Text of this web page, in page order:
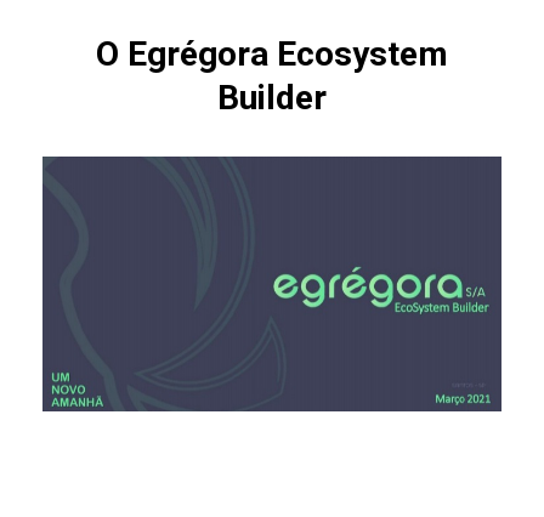
O Egrégora Ecosystem
Builder